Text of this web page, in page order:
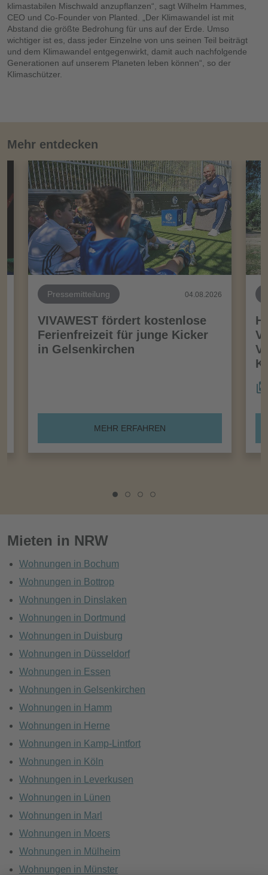
klimastabilen Mischwald anzupflanzen“, sagt Wilhelm Hammes,
CEO und Co-Founder von Planted. „Der Klimawandel ist mit
Abstand die größte Bedrohung für uns auf der Erde. Umso
wichtiger ist es, dass jeder Einzelne von uns seinen Teil beiträgt
und dem Klimawandel entgegenwirkt, damit auch nachfolgende
Generationen auf unserem Planeten leben können“, so der
Klimaschützer.
Mehr entdecken
Pressemitteilung 04.08.2026
VIVAWEST fördert kostenlose
Ferienfreizeit für junge Kicker
in Gelsenkirchen
MEHR ERFAHREN
Mieten in NRW
Wohnungen in Bochum
Wohnungen in Bottrop
Wohnungen in Dinslaken
Wohnungen in Dortmund
Wohnungen in Duisburg
Wohnungen in Düsseldorf
Wohnungen in Essen
Wohnungen in Gelsenkirchen
Wohnungen in Hamm
Wohnungen in Herne
Wohnungen in Kamp-Lintfort
Wohnungen in Köln
Wohnungen in Leverkusen
Wohnungen in Lünen
Wohnungen in Marl
Wohnungen in Moers
Wohnungen in Mülheim
Wohnungen in Münster